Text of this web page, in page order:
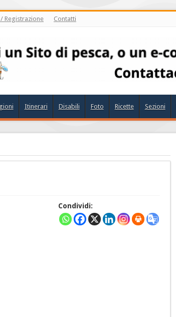
Registrazione Contatti
Itinerari Disabili Foto Ricette Sezioni
Condividi: